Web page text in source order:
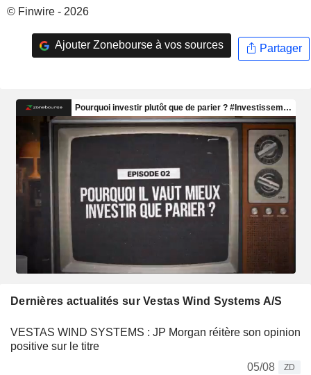
© Finwire - 2026
Ajouter Zonebourse à vos sources Partager
Dernières actualités sur Vestas Wind Systems A/S
VESTAS WIND SYSTEMS : JP Morgan réitère son opinion
positive sur le titre
05/08
ZD